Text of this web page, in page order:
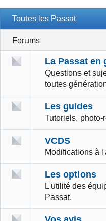
Toutes les Passat
Forums
La Passat en
Questions et
toutes
Les guides
Tutoriels, photo-
VCDS
Modifications à
Les options
L'utilité des
Passat.